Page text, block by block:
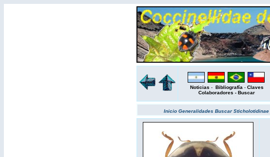
Noticias - Bibliografía - Claves
Colaboradores - Buscar
Inicio Generalidades BuscarSticholotidinae